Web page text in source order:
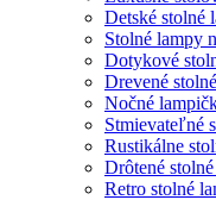
Detské stolné
Stolné lampy
Dotykové
Drevené
Nočné
Stmievateľné
Rustikálne
Drôtené
Retro stolné